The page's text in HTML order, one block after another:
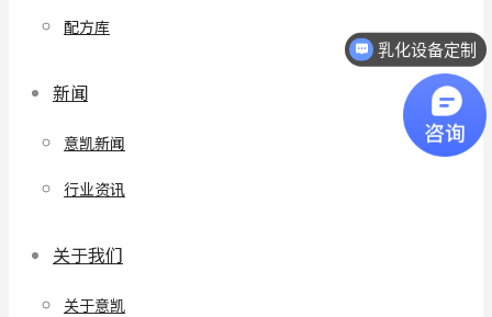
配方库
新闻
意凯新闻
行业资讯
关于我们
关于意凯
乳化设备定制